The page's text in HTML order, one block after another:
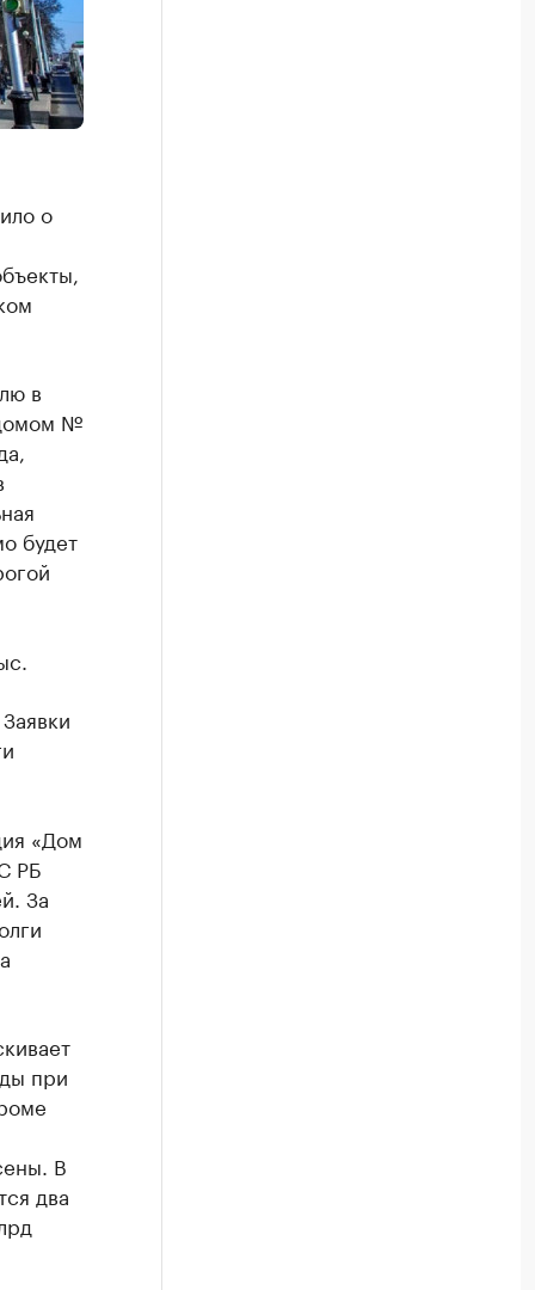
о
в
№
будет
«Дом
РБ
За
при
В
два